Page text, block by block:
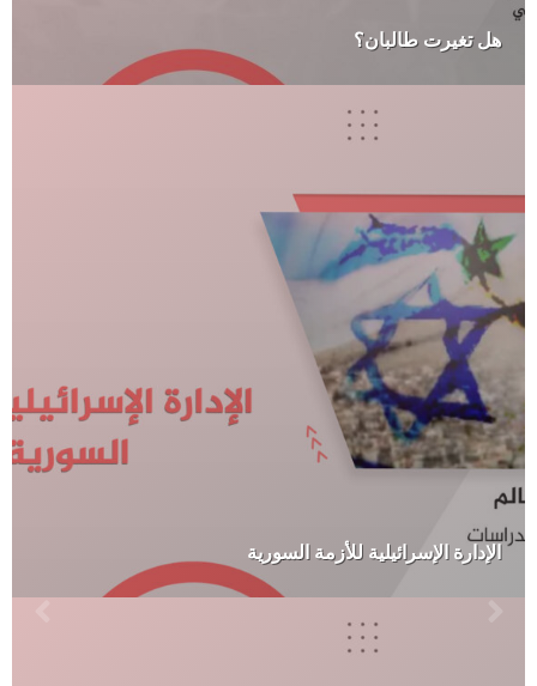
هل تغيرت طالبان؟
الإدارة الإسرائيلية للأزمة السورية